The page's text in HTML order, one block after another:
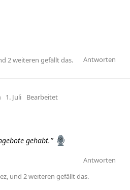
Antworten
2weiteren gefällt das.
1. Juli Bearbeitet
gehabt.”
Antworten
, und 2weiteren gefällt das.